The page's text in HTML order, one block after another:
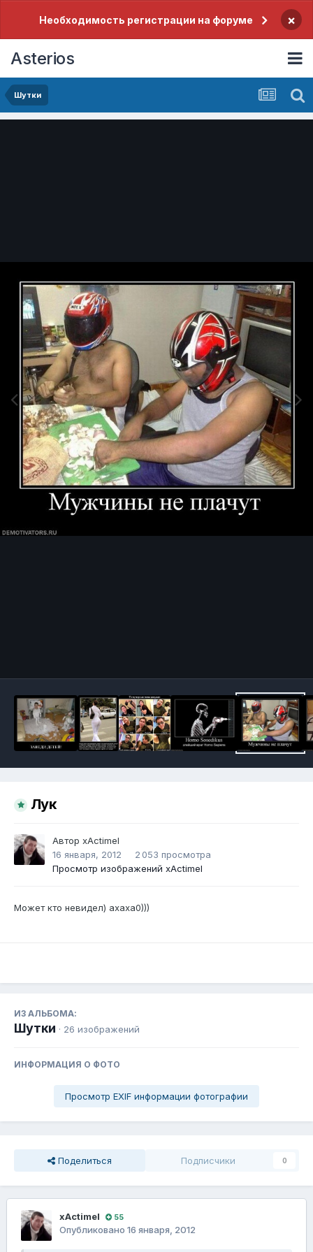
Необходимость регистрации на форуме ×
Asterios
Шутки
Лук
Автор xActimel
16 января, 2012
2 053 просмотра
Просмотр изображений xActimel
Может кто невидел) ахаха0)))
ИЗ АЛЬБОМА:
Шутки · 26 изображений
ИНФОРМАЦИЯ О ФОТО
Просмотр EXIF информации фотографии
Поделиться Подписчики 0
xActimel 55
Опубликовано 16 января, 2012